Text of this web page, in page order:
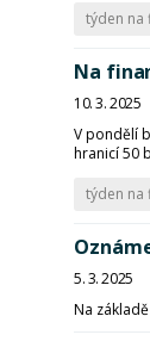
týden na
Na
10. 3. 2025
V pondělí
hranicí 50
týden na
5. 3. 2025
Na